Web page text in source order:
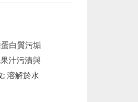
白質污垢
汁污漬與
溶解於水